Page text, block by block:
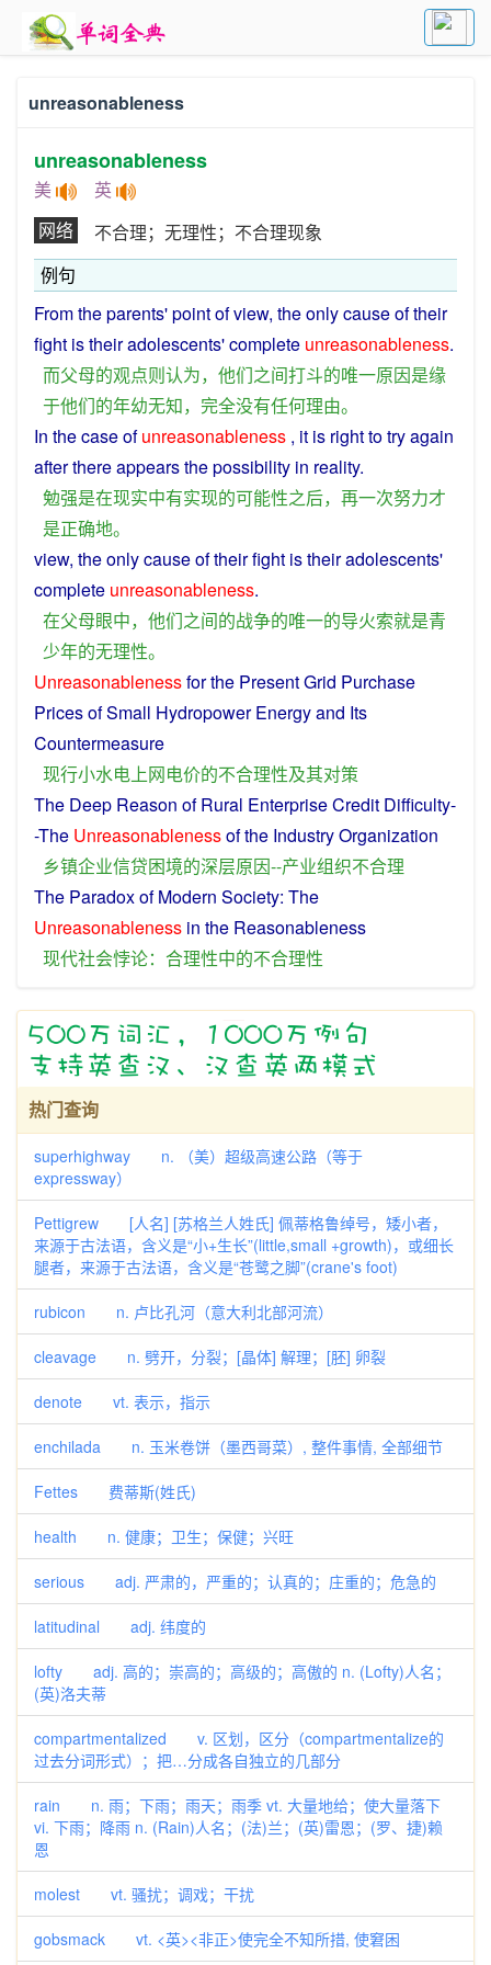
unreasonableness
unreasonableness
美 英
网络
不合理；无理性；不合理现象
例句
Fromtheparents' pointofview, theonlycauseoftheir
fight istheiradolescents'complete unreasonableness.
而父母的观点则认为， 他们之间打斗的唯一原因是缘
于他们的年幼无知， 完全没有任何理由。
In the caseof unreasonableness , it is righttotryagain
afterthereappears thepossibility in reality.
勉强是在现实中有实现的可能性之后， 再一次努力才
是正确地。
view, theonlycauseoftheirfight istheiradolescents'
complete unreasonableness.
在父母眼中， 他们之间的战争的唯一的导火索就是青
少年的无理性。
Unreasonablenessfor the PresentGrid Purchase
PricesofSmall HydropowerEnergyand Its
Countermeasure
现行小水电上网电价的不合理性及其对策
The Deep Reason of Rural EnterpriseCredit Difficulty-
-The Unreasonablenessof the IndustryOrganization
乡镇企业信贷困境的深层原因--产业组织不合理
The ParadoxofModern Society: The
Unreasonableness in the Reasonableness
现代社会悖论： 合理性中的不合理性
热门查询
superhighway n. （美）超级高速公路（等于
expressway）
Pettigrew [人名] [苏格兰人姓氏] 佩蒂格鲁绰号，矮小者，
来源于古法语，含义是“小+生长”(little,small +growth)，或细长
腿者，来源于古法语，含义是“苍鹭之脚”(crane's foot)
rubicon n. 卢比孔河（意大利北部河流）
cleavage n. 劈开，分裂；[晶体] 解理；[胚] 卵裂
denote vt. 表示，指示
enchilada n. 玉米卷饼（墨西哥菜）, 整件事情, 全部细节
Fettes 费蒂斯(姓氏)
health n. 健康；卫生；保健；兴旺
serious adj. 严肃的，严重的；认真的；庄重的；危急的
latitudinal adj. 纬度的
lofty adj. 高的；崇高的；高级的；高傲的 n. (Lofty)人名；
(英)洛夫蒂
compartmentalized v. 区划，区分（compartmentalize的
过去分词形式）；把…分成各自独立的几部分
rain n. 雨；下雨；雨天；雨季 vt. 大量地给；使大量落下
vi. 下雨；降雨 n. (Rain)人名；(法)兰；(英)雷恩；(罗、捷)赖
恩
molest vt. 骚扰；调戏；干扰
gobsmack vt. <英><非正>使完全不知所措, 使窘困